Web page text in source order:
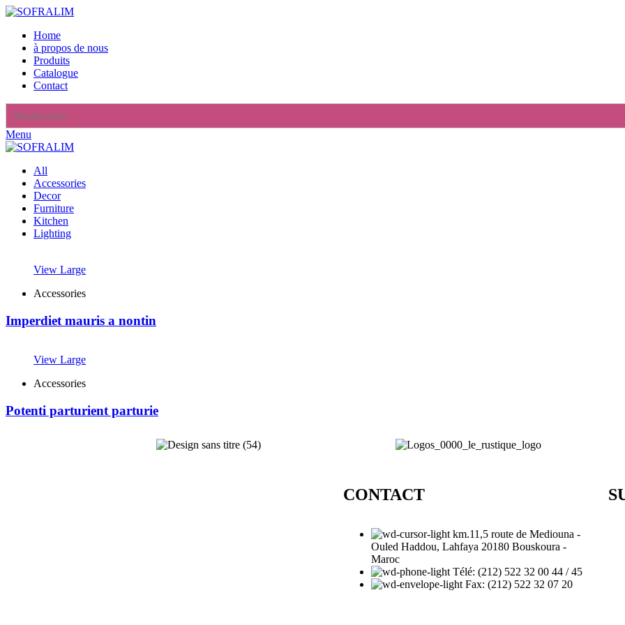
Home
à propos de nous
Produits
Catalogue
Contact
Search
for:
Menu
All
Accessories
Decor
Furniture
Kitchen
Lighting
View Large
Accessories
Imperdiet mauris a nontin
View Large
Accessories
Potenti parturient parturie
CONTACT
km.11,5 route de Mediouna -
Ouled Haddou, Lahfaya 20180 Bouskoura -
Maroc
Télé: (212) 522 32 00 44 / 45
Fax: (212) 522 32 07 20